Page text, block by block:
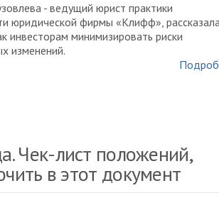
- ведущий юрист практики
юридической фирмы «Клифф»,
инвесторам минимизировать риски
изменений.
Чек-лист положений,
в этот документ